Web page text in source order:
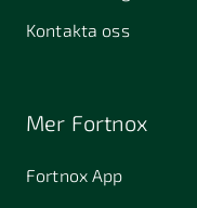
Kontakta oss
Mer Fortnox
Fortnox App